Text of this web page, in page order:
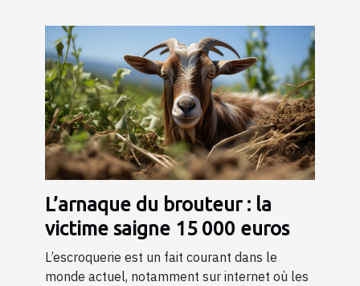
L’arnaque du brouteur : la
victime saigne 15 000 euros
L’escroquerie est un fait courant dans le
monde actuel, notamment sur internet où les